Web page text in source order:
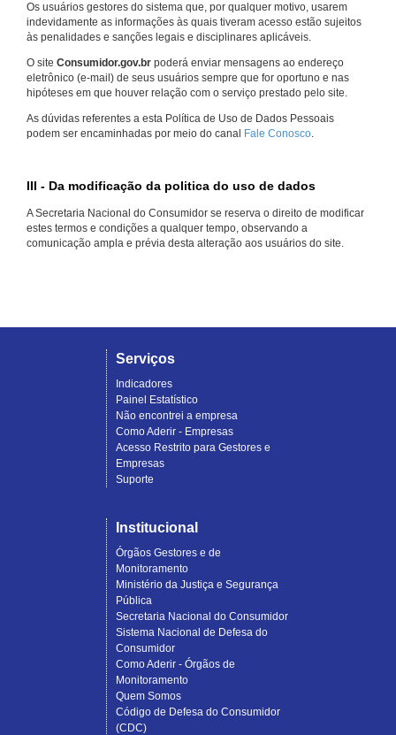
Os usuários gestores do sistema que, por qualquer motivo, usarem
indevidamente as informações às quais tiveram acesso estão sujeitos
às penalidades e sanções legais e disciplinares aplicáveis.
O site Consumidor.gov.br poderá enviar mensagens ao endereço
eletrônico (e-mail) de seus usuários sempre que for oportuno e nas
hipóteses em que houver relação com o serviço prestado pelo site.
As dúvidas referentes a esta Política de Uso de Dados Pessoais
podem ser encaminhadas por meio do canal Fale Conosco.
III - Da modificação da politica do uso de dados
A Secretaria Nacional do Consumidor se reserva o direito de modificar
estes termos e condições a qualquer tempo, observando a
comunicação ampla e prévia desta alteração aos usuários do site.
Serviços
Indicadores
Painel Estatístico
Não encontrei a empresa
Como Aderir - Empresas
Acesso Restrito para Gestores e
Empresas
Suporte
Institucional
Órgãos Gestores e de
Monitoramento
Ministério da Justiça e Segurança
Pública
Secretaria Nacional do Consumidor
Sistema Nacional de Defesa do
Consumidor
Como Aderir - Órgãos de
Monitoramento
Quem Somos
Código de Defesa do Consumidor
(CDC)